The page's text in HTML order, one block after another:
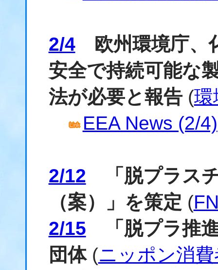
2/4欧州環境庁、
安全で持続可能な
法が必要と報告(環
EEA News (2/4)
2/12 「脱プラス
（案）」を策定 (
2/15 「脱プラ推
団体(ニッポン消